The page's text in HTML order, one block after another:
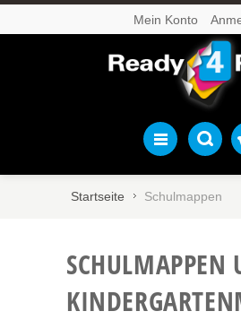
Mein Konto
Startseite Schulmappen
SCHUL­MAPPEN